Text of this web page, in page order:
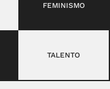
FEMINISMO
TALENTO